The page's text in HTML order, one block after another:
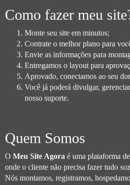
Como fazer meu
Monte seu site em minutos;
Contrate o melhor plano para
Envie as informações para
Entregamos o layout para
Aprovado, conectamos ao seu
Você já poderá divulgar,
nosso suporte.
Quem Somos
O Meu Site Agora é uma plataforma
onde o cliente não precisa fazer tudo
Nós montamos, registramos,